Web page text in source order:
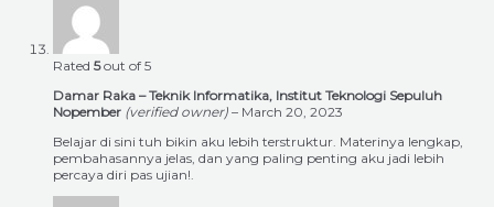
Rated 5out of 5
Damar Raka – Teknik Informatika, Institut Teknologi Sepuluh
Nopember (verified owner) – March 20, 2023
Belajar di sini tuh bikin aku lebih terstruktur. Materinya lengkap,
pembahasannya jelas, dan yang paling penting aku jadi lebih
percaya diri pas ujian!.